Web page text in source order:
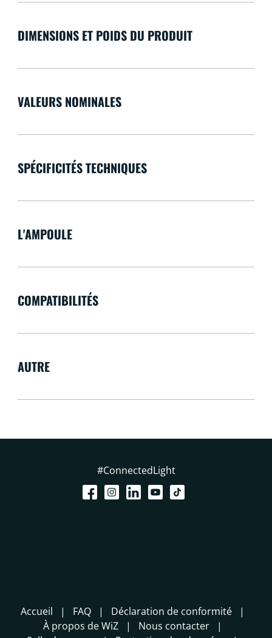
DIMENSIONS ET POIDS DU PRODUIT
VALEURS NOMINALES
SPÉCIFICITÉS TECHNIQUES
L'AMPOULE
COMPATIBILITÉS
AUTRE
#ConnectedLight
Accueil FAQ
Déclaration de conformité
À propos de WiZ
Nous contacter